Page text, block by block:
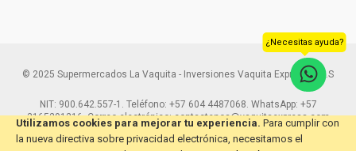
Utilizamos cookies para mejorar tu experiencia. Para cumplir con
la nueva directiva sobre privacidad electrónica, necesitamos el
© 2025 Supermercados La Vaquita - Inversiones Vaquita Express S.A.S
NIT: 900.642.557-1. Teléfono: +57 604 4487068. WhatsApp: +57
3165291216. Correo electrónico: contactenos@vaquitaexpress.com
¿Necesitas ayuda?